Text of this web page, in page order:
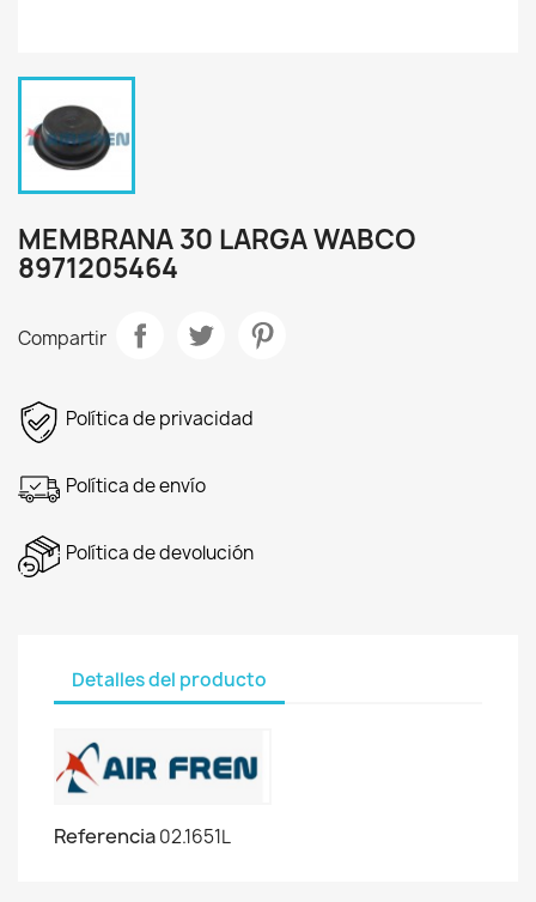
MEMBRANA 30 LARGA WABCO
8971205464
Compartir
Política de privacidad
Política de envío
Política de devolución
Detalles del producto
Referencia02.1651L